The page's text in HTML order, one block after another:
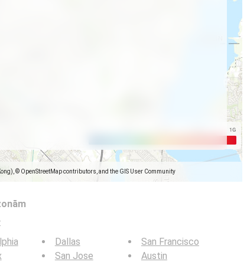
© OpenStreetMap contributors, and the GIS User Community
:
Dallas
San Jose
San Francisco
Austin